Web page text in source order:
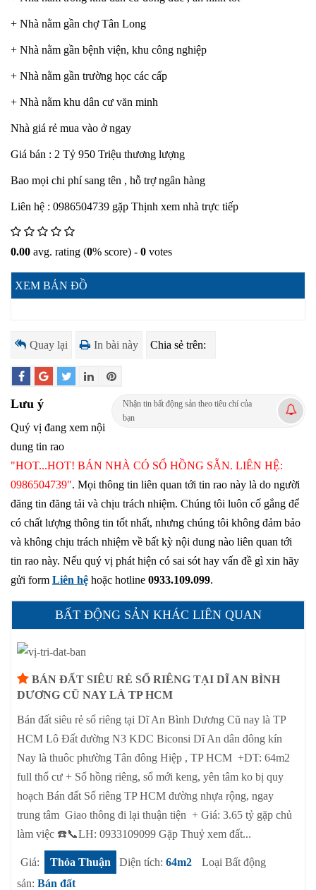
+ Nhà nằm gần chợ Tân Long
+ Nhà nằm gần bệnh viện, khu công nghiệp
+ Nhà nằm gần trường học các cấp
+ Nhà nằm khu dân cư văn minh
Nhà giá rẻ mua vào ở ngay
Giá bán : 2 Tỷ 950 Triệu thương lượng
Bao mọi chi phí sang tên , hỗ trợ ngân hàng
Liên hệ : 0986504739 gặp Thịnh xem nhà trực tiếp
0.00 avg. rating (0% score) - 0 votes
XEM BẢN ĐỒ
Quay lại In bài này Chia sẻ trên:
Nhận tin bất động sản theo tiêu chí của
bạn
Lưu ý
Quý vị đang xem nội
dung tin rao
"HOT...HOT! BÁN NHÀ CÓ SỔ HỒNG SẴN. LIÊN HỆ:
0986504739". Mọi thông tin liên quan tới tin rao này là do người
đăng tin đăng tải và chịu trách nhiệm. Chúng tôi luôn cố gắng để
có chất lượng thông tin tốt nhất, nhưng chúng tôi không đảm bảo
và không chịu trách nhiệm về bất kỳ nội dung nào liên quan tới
tin rao này. Nếu quý vị phát hiện có sai sót hay vấn đề gì xin hãy
gửi form Liên hệ hoặc hotline 0933.109.099.
BẤT ĐỘNG SẢN KHÁC LIÊN QUAN
BÁN ĐẤT SIÊU RẺ SỔ RIÊNG TẠI DĨ AN BÌNH
DƯƠNG CŨ NAY LÀ TP HCM
Bán đất siêu rẻ sổ riêng tại Dĩ An Bình Dương Cũ nay là TP
HCM Lô Đất đường N3 KDC Biconsi Dĩ An dân đông kín
Nay là thuôc phường Tân đông Hiệp , TP HCM +DT: 64m2
full thổ cư + Sổ hồng riêng, sổ mới keng, yên tâm ko bị quy
hoạch Bán đất Sổ riêng TP HCM đường nhựa rộng, ngay
trung tâm Giao thông đi lại thuận tiện + Giá: 3.65 tỷ gặp chủ
làm việc ☎️📞LH: 0933109099 Gặp Thuỷ xem đất...
Giá: Thỏa Thuận Diện tích: 64m2
Loại Bất động
sản: Bán đất